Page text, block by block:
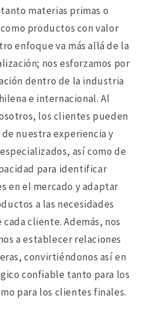
materias primas o
productos con valor
enfoque va más allá de la
nos esforzamos por
dentro de la industria
e internacional. Al
los clientes pueden
nuestra experiencia y
así como de
para identificar
en el mercado y adaptar
a las necesidades
cliente. Además, nos
a establecer relaciones
convirtiéndonos así en
confiable tanto para los
para los clientes finales.